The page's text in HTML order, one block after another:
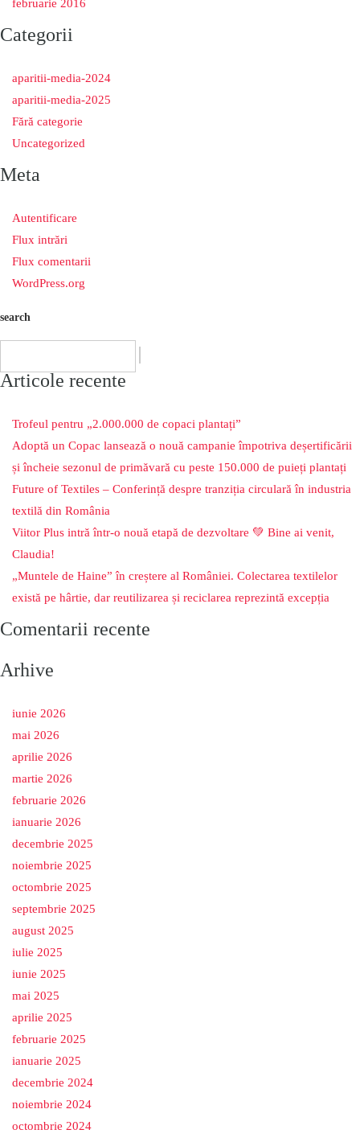
februarie 2016
Categorii
aparitii-media-2024
aparitii-media-2025
Fără categorie
Uncategorized
Meta
Autentificare
Flux intrări
Flux comentarii
WordPress.org
search
Articole recente
Trofeul pentru „2.000.000 de copaci plantați”
Adoptă un Copac lansează o nouă campanie împotriva deșertificării
și încheie sezonul de primăvară cu peste 150.000 de puieți plantați
Future of Textiles – Conferință despre tranziția circulară în industria
textilă din România
Viitor Plus intră într-o nouă etapă de dezvoltare 💚 Bine ai venit,
Claudia!
„Muntele de Haine” în creștere al României. Colectarea textilelor
există pe hârtie, dar reutilizarea și reciclarea reprezintă excepția
Comentarii recente
Arhive
iunie 2026
mai 2026
aprilie 2026
martie 2026
februarie 2026
ianuarie 2026
decembrie 2025
noiembrie 2025
octombrie 2025
septembrie 2025
august 2025
iulie 2025
iunie 2025
mai 2025
aprilie 2025
februarie 2025
ianuarie 2025
decembrie 2024
noiembrie 2024
octombrie 2024